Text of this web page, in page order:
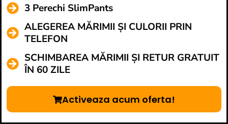
3 Perechi SlimPants
ALEGEREA MĂRIMII ȘI CULORII PRIN
TELEFON
SCHIMBAREA MĂRIMII ȘI RETUR GRATUIT
ÎN 60 ZILE
Activeaza acum oferta!